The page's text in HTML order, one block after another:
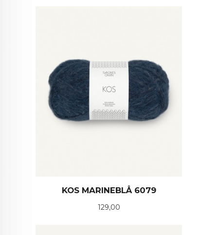
KOS MARINEBLÅ 6079
Pris
129,00